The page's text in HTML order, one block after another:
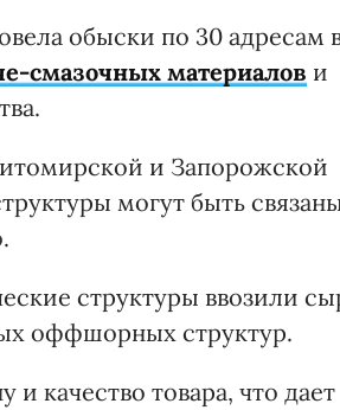
обыски по 30 адресам
смазочных материалов и
и Запорожской
могут быть
структуры ввозили
оффшорных структур.
качество товара, что дает